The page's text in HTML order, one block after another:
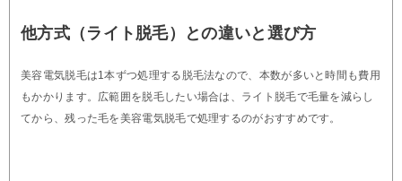
他方式（ライト脱毛）との違いと選び方
美容電気脱毛は1本ずつ処理する脱毛法なので、本数が多いと時間も費用
もかかります。広範囲を脱毛したい場合は、ライト脱毛で毛量を減らし
てから、残った毛を美容電気脱毛で処理するのがおすすめです。